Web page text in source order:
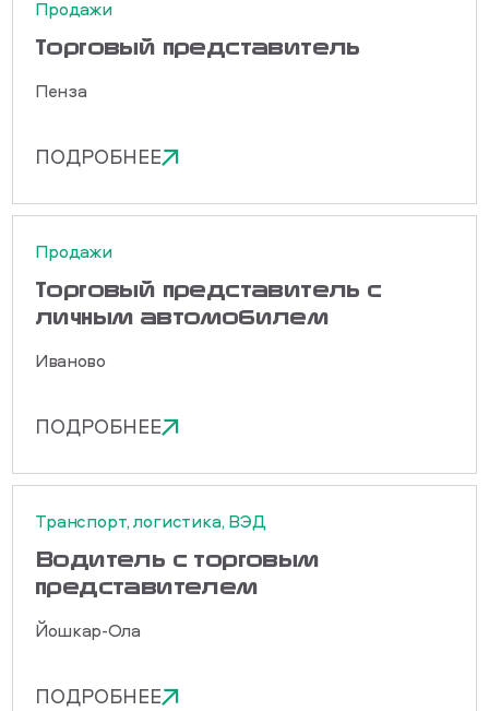
Продажи
Торговый представитель
Пенза
ПОДРОБНЕЕ
Продажи
Торговый представитель с
личным автомобилем
Иваново
ПОДРОБНЕЕ
Транспорт, логистика, ВЭД
Водитель с торговым
представителем
Йошкар-Ола
ПОДРОБНЕЕ